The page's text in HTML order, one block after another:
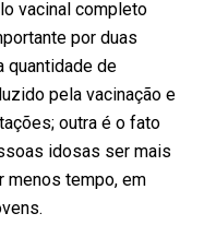
vacinal completo
por duas
quantidade de
pela vacinação e
outra é o fato
idosas ser mais
menos tempo, em